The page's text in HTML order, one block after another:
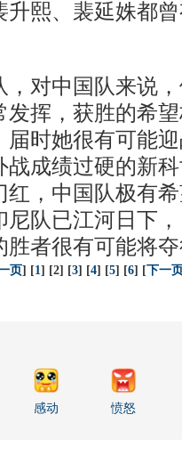
升熙、裴延姝都
对中国队来说，
发挥，获胜的希
届时她很有可能
战成绩过硬的新
红，中国队极有
尼队已江河日下
胜者很有可能将
页] [1] [2] [3] [4] [5] [6] [下一
感动 愤怒